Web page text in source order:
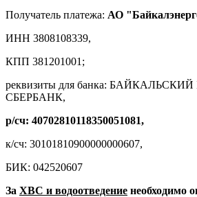
Получатель платежа: АО
ИНН 3808108339,
КПП 381201001;
реквизиты для банка:
СБЕРБАНК,
р/cч: 40702810118350051081,
к/сч: 30101810900000000607,
БИК: 042520607
За ХВС и водоотведение необходимо